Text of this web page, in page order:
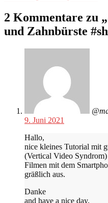
2 Kommentare zu „
und Zahnbürste
9. Juni 2021
Hallo,
nice kleines Tutorial mit
(Vertical Video
Filmen mit dem
gräßlich aus.
Danke
and have a nice day.